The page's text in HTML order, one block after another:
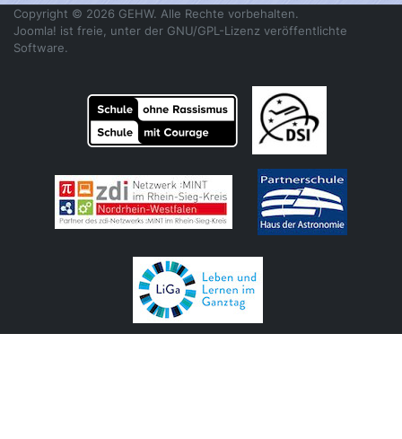
Copyright © 2026 GEHW. Alle Rechte vorbehalten.
Joomla! ist freie, unter der GNU/GPL-Lizenz veröffentlichte
Software.